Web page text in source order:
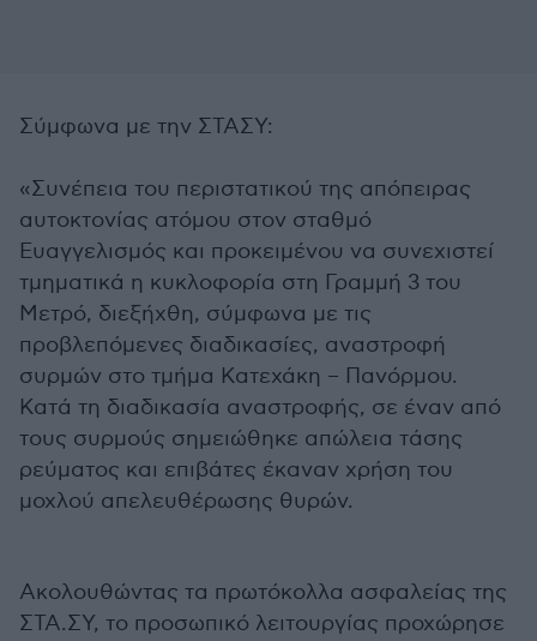
Σύμφωνα με την ΣΤΑΣΥ:
«Συνέπεια του περιστατικού της απόπειρας
αυτοκτονίας ατόμου στον σταθμό
Ευαγγελισμός και προκειμένου να συνεχιστεί
τμηματικά η κυκλοφορία στη Γραμμή 3 του
Μετρό, διεξήχθη, σύμφωνα με τις
προβλεπόμενες διαδικασίες, αναστροφή
συρμών στο τμήμα Κατεχάκη – Πανόρμου.
Κατά τη διαδικασία αναστροφής, σε έναν από
τους συρμούς σημειώθηκε απώλεια τάσης
ρεύματος και επιβάτες έκαναν χρήση του
μοχλού απελευθέρωσης θυρών.
Ακολουθώντας τα πρωτόκολλα ασφαλείας της
ΣΤΑ.ΣΥ, το προσωπικό λειτουργίας προχώρησε